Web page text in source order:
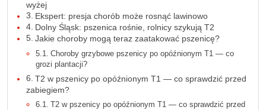
wyżej
Ekspert: presja chorób może rosnąć lawinowo
Dolny Śląsk: pszenica rośnie, rolnicy szykują T2
Jakie choroby mogą teraz zaatakować pszenicę?
Choroby grzybowe pszenicy po opóźnionym T1 — co
grozi plantacji?
T2 w pszenicy po opóźnionym T1 — co sprawdzić przed
zabiegiem?
T2 w pszenicy po opóźnionym T1 — co sprawdzić przed